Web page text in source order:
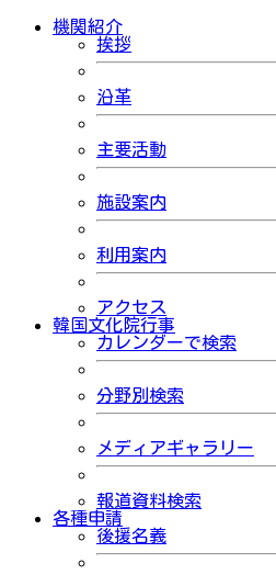
機関紹介
挨拶
沿革
主要活動
施設案内
利用案内
アクセス
韓国文化院行事
カレンダーで検索
分野別検索
メディアギャラリー
報道資料検索
各種申請
後援名義